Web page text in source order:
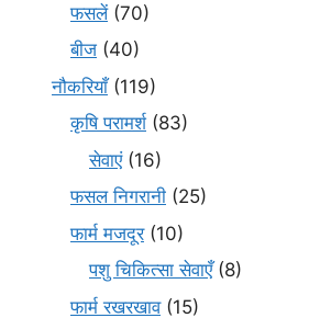
फसलें(70)
बीज (40)
नौकरियाँ(119)
कृषि परामर्श(83)
सेवाएं(16)
फसल निगरानी (25)
फार्म मजदूर(10)
पशु चिकित्सा सेवाएँ(8)
फार्म रखरखाव(15)